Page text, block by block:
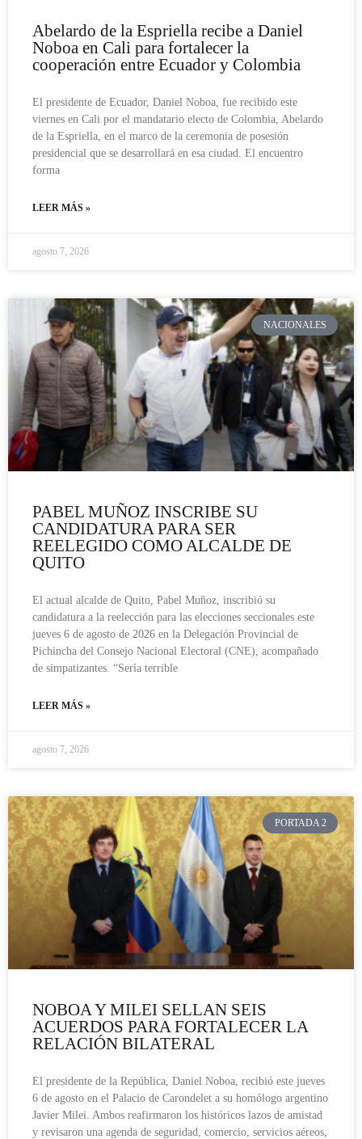
Abelardo de la Espriella recibe a Daniel
Noboa en Cali para fortalecer la
cooperación entre Ecuador y Colombia
El presidente de Ecuador, Daniel Noboa, fue recibido este
viernes en Cali por el mandatario electo de Colombia, Abelardo
de la Espriella, en el marco de la ceremonia de posesión
presidencial que se desarrollará en esa ciudad. El encuentro
forma
LEER MÁS »
agosto 7, 2026
NACIONALES
PABEL MUÑOZ INSCRIBE SU
CANDIDATURA PARA SER
REELEGIDO COMO ALCALDE DE
QUITO
El actual alcalde de Quito, Pabel Muñoz, inscribió su
candidatura a la reelección para las elecciones seccionales este
jueves 6 de agosto de 2026 en la Delegación Provincial de
Pichincha del Consejo Nacional Electoral (CNE), acompañado
de simpatizantes. “Sería terrible
LEER MÁS »
agosto 7, 2026
PORTADA 2
NOBOA Y MILEI SELLAN SEIS
ACUERDOS PARA FORTALECER LA
RELACIÓN BILATERAL
El presidente de la República, Daniel Noboa, recibió este jueves
6 de agosto en el Palacio de Carondelet a su homólogo argentino
Javier Milei. Ambos reafirmaron los históricos lazos de amistad
y revisaron una agenda de seguridad, comercio, servicios aéreos,